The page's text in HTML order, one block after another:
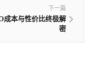
下一篇
成本与性价比终极解
密